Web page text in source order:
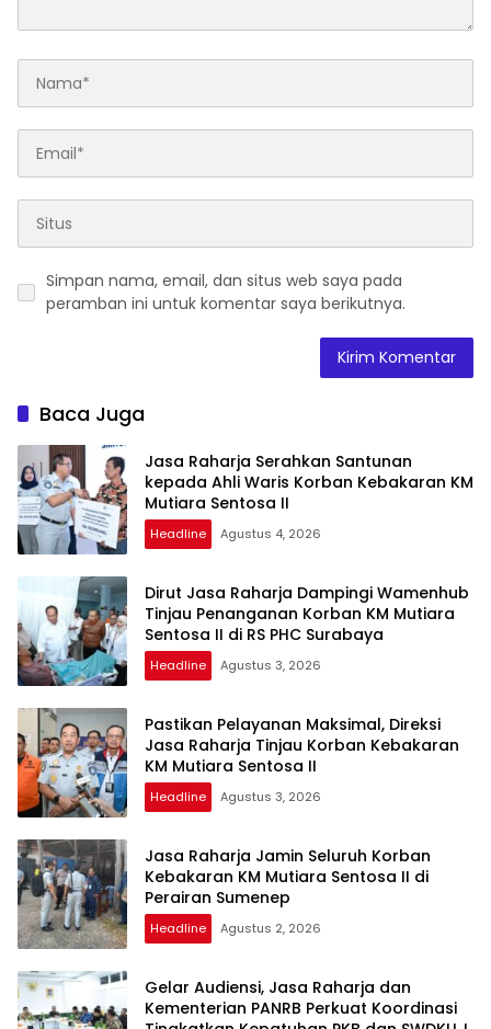
Simpan nama, email, dan situs web saya pada
peramban ini untuk komentar saya berikutnya.
Baca Juga
Jasa Raharja Serahkan Santunan
kepada Ahli Waris Korban Kebakaran KM
Mutiara Sentosa II
Headline Agustus 4, 2026
Dirut Jasa Raharja Dampingi Wamenhub
Tinjau Penanganan Korban KM Mutiara
Sentosa II di RS PHC Surabaya
Headline Agustus 3, 2026
Pastikan Pelayanan Maksimal, Direksi
Jasa Raharja Tinjau Korban Kebakaran
KM Mutiara Sentosa II
Headline Agustus 3, 2026
Jasa Raharja Jamin Seluruh Korban
Kebakaran KM Mutiara Sentosa II di
Perairan Sumenep
Headline Agustus 2, 2026
Gelar Audiensi, Jasa Raharja dan
Kementerian PANRB Perkuat Koordinasi